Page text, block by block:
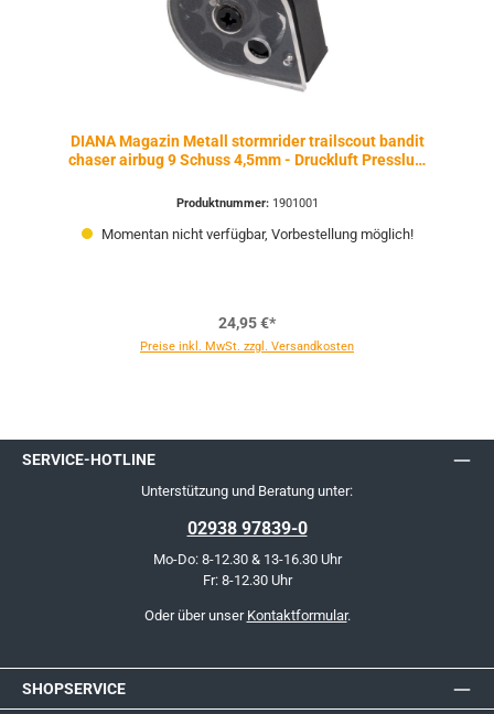
DIANA Magazin Metall stormrider trailscout bandit
chaser airbug 9 Schuss 4,5mm - Druckluft Pressluft
Produktnummer: 1901001
Momentan nicht verfügbar, Vorbestellung möglich!
24,95 €*
Preise inkl. MwSt. zzgl. Versandkosten
SERVICE-HOTLINE
Unterstützung und Beratung unter:
02938 97839-0
Mo-Do: 8-12.30 & 13-16.30 Uhr
Fr: 8-12.30 Uhr
Oder über unser Kontaktformular.
SHOPSERVICE